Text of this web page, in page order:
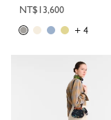
NT$13,600
+ 4